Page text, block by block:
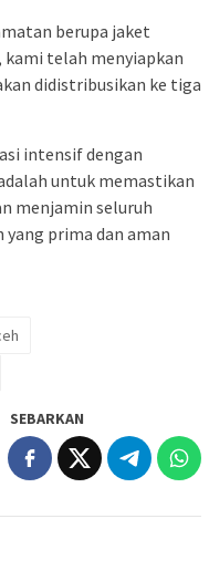
berupa jaket
telah menyiapkan
didistribusikan ke tiga
intensif dengan
untuk memastikan
menjamin seluruh
prima dan aman
SEBARKAN